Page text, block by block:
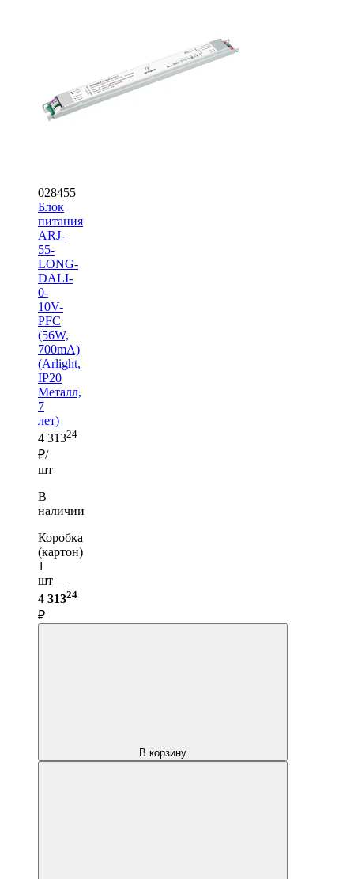
028455
Блок
питания
ARJ-
55-
LONG-
DALI-
0-
10V-
PFC
(56W,
700mA)
(Arlight,
IP20
Металл,
7
лет)
4 31324
₽/
шт
В
наличии
Коробка
(картон)
1
шт —
4 31324
₽
В корзину